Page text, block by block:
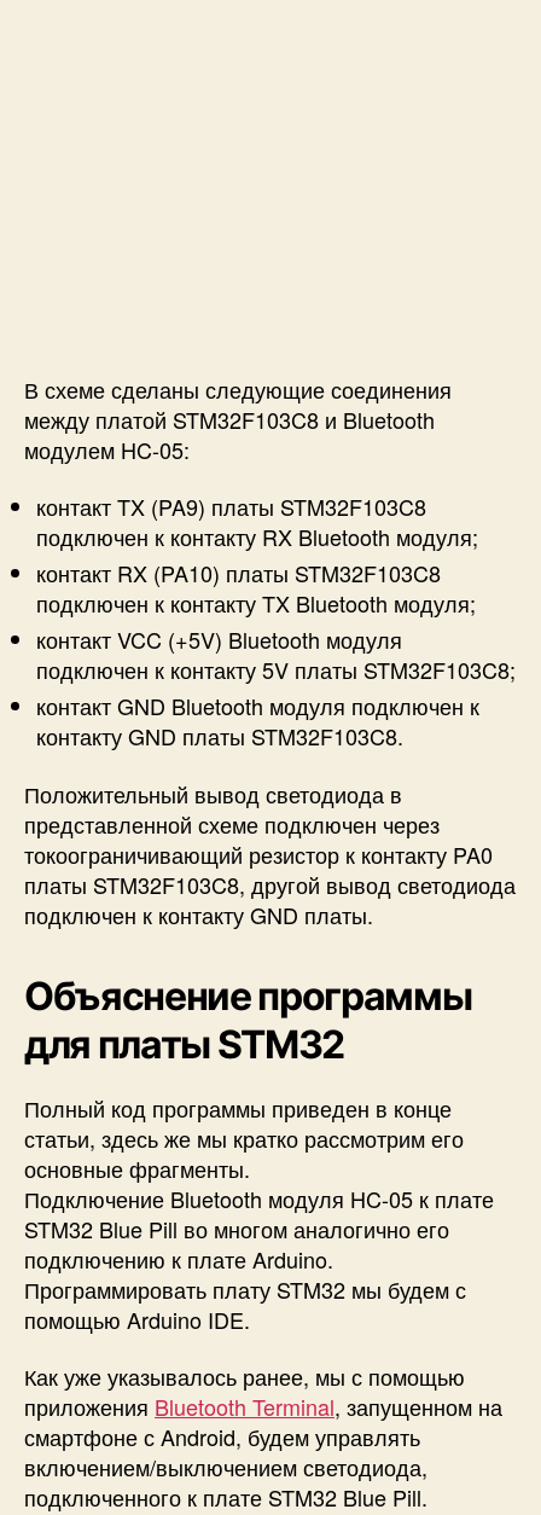
В схеме сделаны следующие соединения
между платой STM32F103C8 и Bluetooth
модулем HC-05:
контакт TX (PA9) платы STM32F103C8
подключен к контакту RX Bluetooth модуля;
контакт RX (PA10) платы STM32F103C8
подключен к контакту TX Bluetooth модуля;
контакт VCC (+5V) Bluetooth модуля
подключен к контакту 5V платы STM32F103C8;
контакт GND Bluetooth модуля подключен к
контакту GND платы STM32F103C8.
Положительный вывод светодиода в
представленной схеме подключен через
токоограничивающий резистор к контакту PA0
платы STM32F103C8, другой вывод светодиода
подключен к контакту GND платы.
Объяснение программы
для платы STM32
Полный код программы приведен в конце
статьи, здесь же мы кратко рассмотрим его
основные фрагменты.
Подключение Bluetooth модуля HC-05 к плате
STM32 Blue Pill во многом аналогично его
подключению к плате Arduino.
Программировать плату STM32 мы будем с
помощью Arduino IDE.
Как уже указывалось ранее, мы с помощью
приложения Bluetooth Terminal, запущенном на
смартфоне с Android, будем управлять
включением/выключением светодиода,
подключенного к плате STM32 Blue Pill.